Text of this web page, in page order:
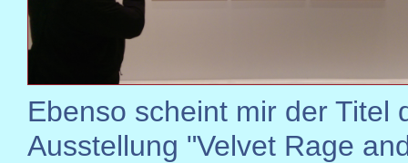
Ebenso scheint mir der Titel
Ausstellung "Velvet Rage